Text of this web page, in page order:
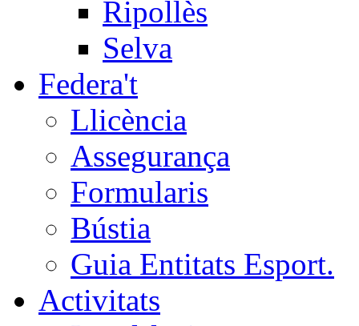
Ripollès
Selva
Federa't
Llicència
Assegurança
Formularis
Bústia
Guia Entitats Esport.
Activitats